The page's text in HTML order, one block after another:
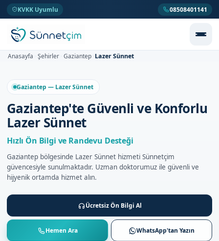
KVKK Uyumlu 08508401141
Anasayfa Şehirler Gaziantep Lazer Sünnet
Gaziantep — Lazer Sünnet
Gaziantep'te Güvenli ve Konforlu
Lazer Sünnet
Hızlı Ön Bilgi ve Randevu Desteği
Gaziantep bölgesinde Lazer Sünnet hizmeti Sünnetçim
güvencesiyle sunulmaktadır. Uzman doktorumuz ile güvenli ve
hijyenik ortamda hizmet alın.
Ücretsiz Ön Bilgi Al
Hemen Ara WhatsApp'tan Yazın